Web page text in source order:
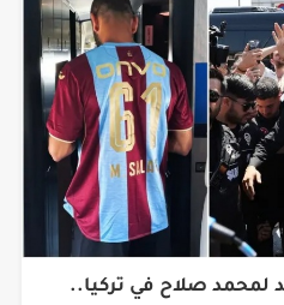
صلاح في تركيا..